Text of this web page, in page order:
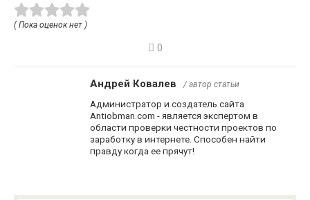
( Пока оценок нет )
0
Андрей Ковалев / автор статьи
Администратор и создатель сайта
Antiobman.com - является экспертом в
области проверки честности проектов по
заработку в интернете. Способен найти
правду когда ее прячут!